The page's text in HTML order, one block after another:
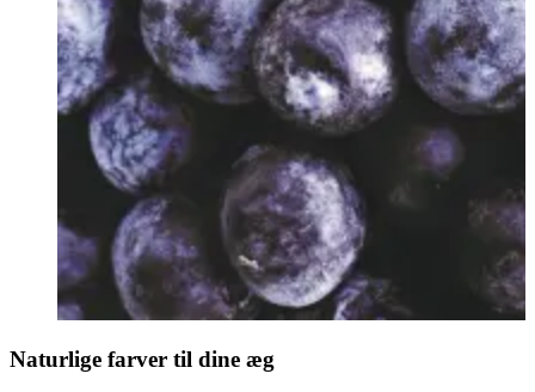
Naturlige farver til dine æg